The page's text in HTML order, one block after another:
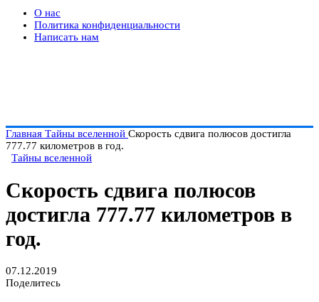
О нас
Политика конфиденциальности
Написать нам
Главная Тайны вселенной Скорость сдвига полюсов достигла
777.77 километров в год.
Тайны вселенной
Скорость сдвига полюсов
достигла 777.77 километров в
год.
07.12.2019
Поделитесь